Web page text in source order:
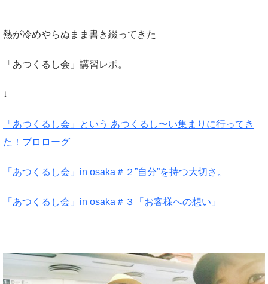
熱が冷めやらぬまま書き綴ってきた
「あつくるし会」講習レポ。
↓
「あつくるし会」という あつくるし〜い集まりに行ってき
た！プロローグ
「あつくるし会」in osaka＃２”自分”を持つ大切さ。
「あつくるし会」in osaka＃３「お客様への想い」